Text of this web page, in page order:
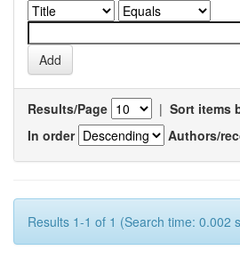
Results/Page | Sort items
In order
Authors/
Results 1-1 of 1 (Search time: 0.002